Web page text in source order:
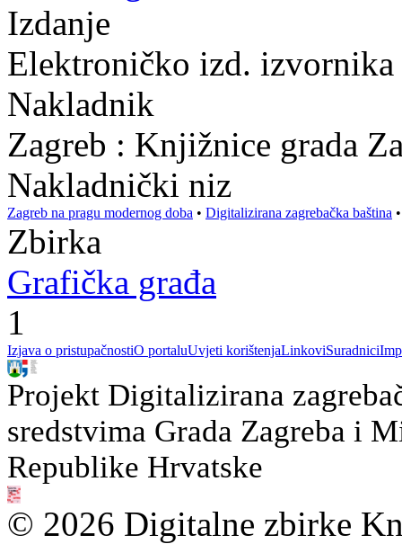
Izdanje
Elektroničko izd.
Nakladnik
Zagreb : Knjižnice grada
Nakladnički niz
Zagreb na pragu modernog doba • Digitalizirana zagrebačka baština
Zbirka
Grafička građa
1
Izjava o pristupačnostiO portaluUvjeti korištenjaLinkoviSuradnici
Projekt Digitalizirana
sredstvima Grada Zagreba i
Republike Hrvatske
© 2026 Digitalne zbirke